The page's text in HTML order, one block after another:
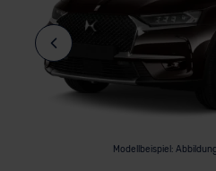
Modellbeispiel: